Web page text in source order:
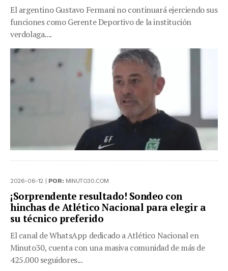
El argentino Gustavo Fermani no continuará ejerciendo sus
funciones como Gerente Deportivo de la institución
verdolaga....
2026-06-12 | POR: MINUTO30.COM
¡Sorprendente resultado! Sondeo con
hinchas de Atlético Nacional para elegir a
su técnico preferido
El canal de WhatsApp dedicado a Atlético Nacional en
Minuto30, cuenta con una masiva comunidad de más de
425.000 seguidores...